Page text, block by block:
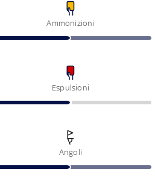
Ammonizioni
Espulsioni
Angoli